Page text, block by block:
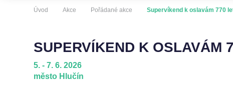
Úvod Akce Pořádané akce Supervíkend k oslavám 770
SUPERVÍKEND K OSLAVÁM
5. - 7. 6. 2026
město Hlučín